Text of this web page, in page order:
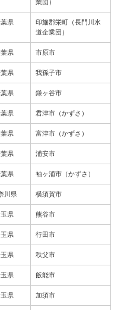
業団）
県
印旛郡栄町（長門川水
道企業団）
県 市原市
県 我孫子市
県 鎌ヶ谷市
県 君津市（かずさ）
県 富津市（かずさ）
県 浦安市
県 袖ヶ浦市（かずさ）
川県 横須賀市
県 熊谷市
県 行田市
県 秩父市
県 飯能市
県 加須市